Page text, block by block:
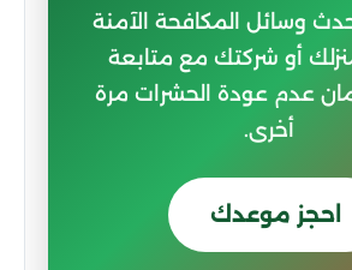
وسائل المكافحة الآمنة
أو شركتك مع متابعة
عدم عودة الحشرات مرة
أخرى.
احجز موعدك